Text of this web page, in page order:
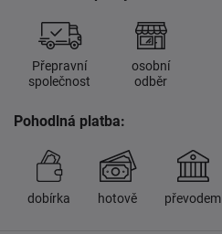
Přepravní
společnost
osobní
odběr
Pohodlná platba:
dobírka hotově převodem